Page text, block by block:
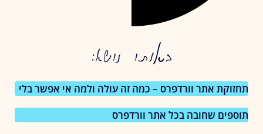
באותו נושא:
תחזוקת אתר וורדפרס – כמה זה עולה ולמה אי אפשר בלי
תוספים שחובה בכל אתר וורדפרס